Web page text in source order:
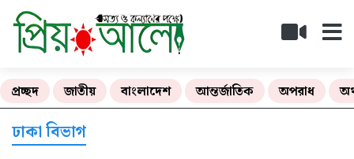
প্রচ্ছদ জাতীয় বাংলাদেশ আন্তর্জাতিক অপরাধ
ঢাকা বিভাগ